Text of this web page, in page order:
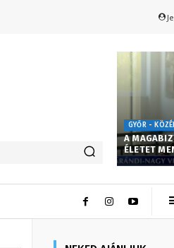
GYŐR -
A
ÉLETET